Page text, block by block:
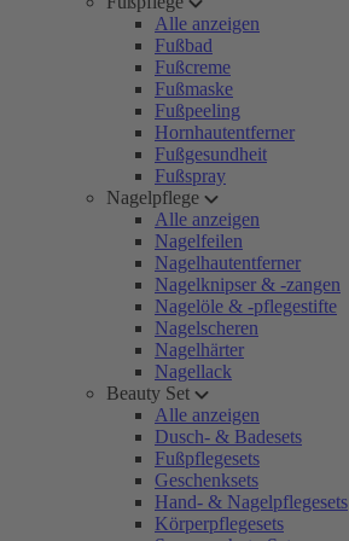
Alle anzeigen
Fußbad
Fußcreme
Fußmaske
Fußpeeling
Hornhautentferner
Fußgesundheit
Fußspray
Nagelpflege
Alle anzeigen
Nagelfeilen
Nagelhautentferner
Nagelknipser & -zangen
Nagelöle & -pflegestifte
Nagelscheren
Nagelhärter
Nagellack
Beauty Set
Alle anzeigen
Dusch- & Badesets
Fußpflegesets
Geschenksets
Hand- & Nagelpflegesets
Körperpflegesets